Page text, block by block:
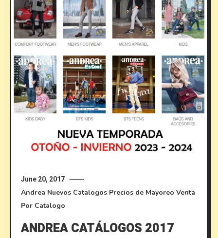
June 20, 2017
Andrea Nuevos Catalogos Precios de Mayoreo Venta
Por Catalogo
ANDREA CATÁLOGOS 2017